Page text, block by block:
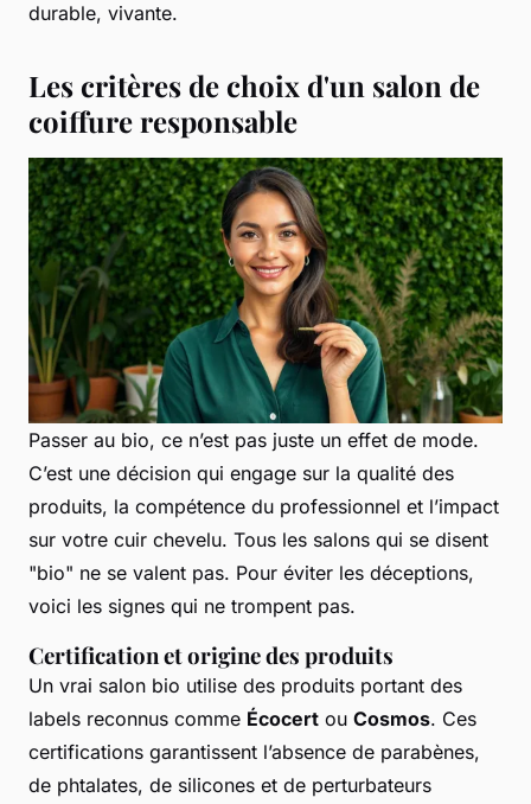
durable, vivante.
Les critères de choix d'un salon de
coiffure responsable
Passer au bio, ce n’est pas juste un effet de mode.
C’est une décision qui engage sur la qualité des
produits, la compétence du professionnel et l’impact
sur votre cuir chevelu. Tous les salons qui se disent
"bio" ne se valent pas. Pour éviter les déceptions,
voici les signes qui ne trompent pas.
Certification et origine des produits
Un vrai salon bio utilise des produits portant des
labels reconnus comme Écocert ou Cosmos. Ces
certifications garantissent l’absence de parabènes,
de phtalates, de silicones et de perturbateurs